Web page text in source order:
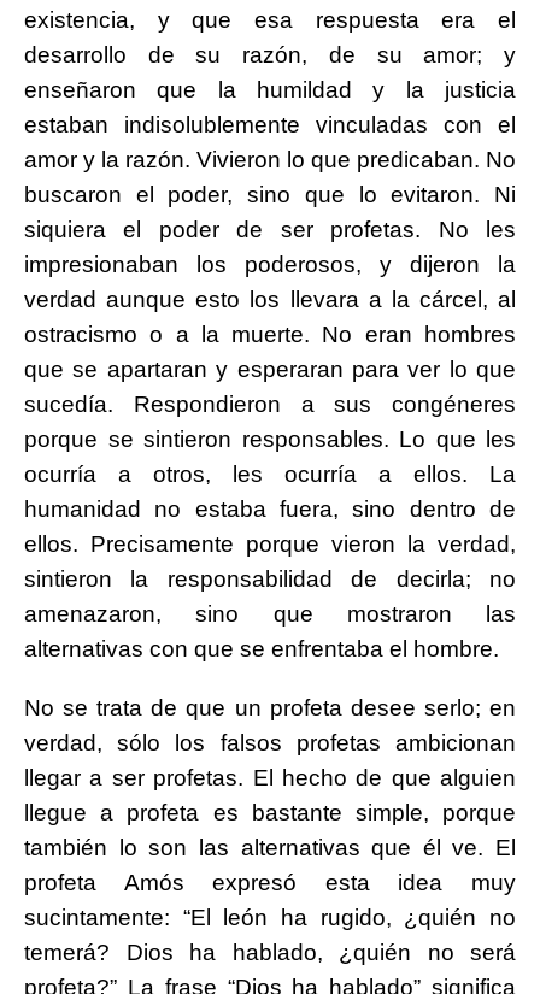
existencia, y que esa respuesta era el
desarrollo de su razón, de su amor; y
enseñaron que la humildad y la justicia
estaban indisolublemente vinculadas con el
amor y la razón. Vivieron lo que predicaban. No
buscaron el poder, sino que lo evitaron. Ni
siquiera el poder de ser profetas. No les
impresionaban los poderosos, y dijeron la
verdad aunque esto los llevara a la cárcel, al
ostracismo o a la muerte. No eran hombres
que se apartaran y esperaran para ver lo que
sucedía. Respondieron a sus congéneres
porque se sintieron responsables. Lo que les
ocurría a otros, les ocurría a ellos. La
humanidad no estaba fuera, sino dentro de
ellos. Precisamente porque vieron la verdad,
sintieron la responsabilidad de decirla; no
amenazaron, sino que mostraron las
alternativas con que se enfrentaba el hombre.
No se trata de que un profeta desee serlo; en
verdad, sólo los falsos profetas ambicionan
llegar a ser profetas. El hecho de que alguien
llegue a profeta es bastante simple, porque
también lo son las alternativas que él ve. El
profeta Amós expresó esta idea muy
sucintamente: “El león ha rugido, ¿quién no
temerá? Dios ha hablado, ¿quién no será
profeta?” La frase “Dios ha hablado” significa